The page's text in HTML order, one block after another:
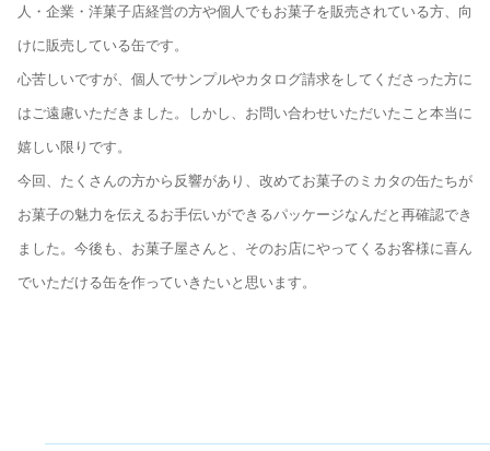
人・企業・洋菓子店経営の方や個人でもお菓子を販売されている方、向
けに販売している缶です。
心苦しいですが、個人でサンプルやカタログ請求をしてくださった方に
はご遠慮いただきました。しかし、お問い合わせいただいたこと本当に
嬉しい限りです。
今回、たくさんの方から反響があり、改めてお菓子のミカタの缶たちが
お菓子の魅力を伝えるお手伝いができるパッケージなんだと再確認でき
ました。今後も、お菓子屋さんと、そのお店にやってくるお客様に喜ん
でいただける缶を作っていきたいと思います。